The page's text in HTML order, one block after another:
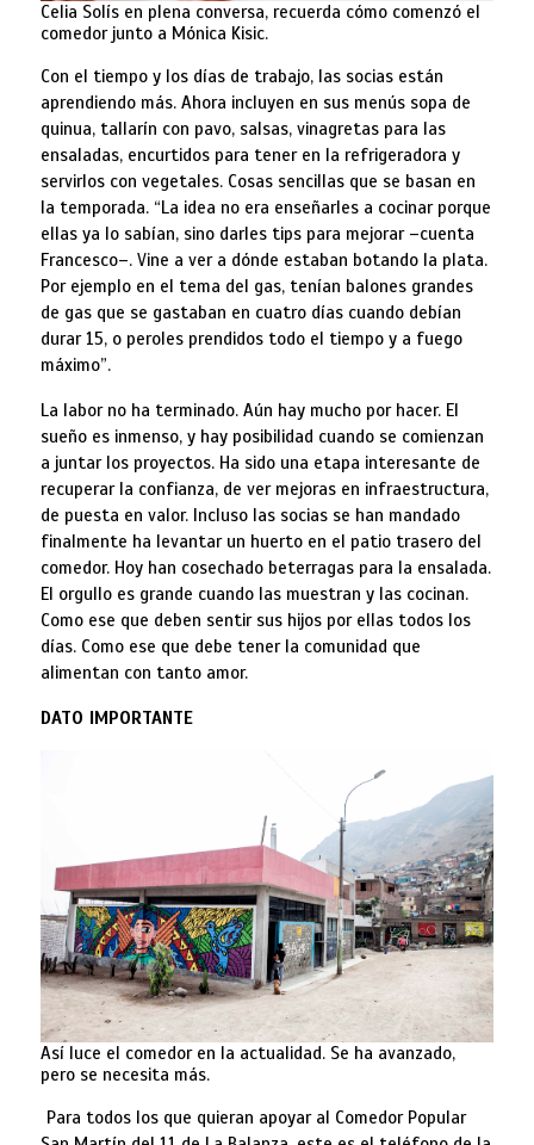
Celia Solís en plena conversa, recuerda cómo comenzó el
comedor junto a Mónica Kisic.
Con el tiempo y los días de trabajo, las socias están
aprendiendo más. Ahora incluyen en sus menús sopa de
quinua, tallarín con pavo, salsas, vinagretas para las
ensaladas, encurtidos para tener en la refrigeradora y
servirlos con vegetales. Cosas sencillas que se basan en
la temporada. “La idea no era enseñarles a cocinar porque
ellas ya lo sabían, sino darles tips para mejorar –cuenta
Francesco–. Vine a ver a dónde estaban botando la plata.
Por ejemplo en el tema del gas, tenían balones grandes
de gas que se gastaban en cuatro días cuando debían
durar 15, o peroles prendidos todo el tiempo y a fuego
máximo”.
La labor no ha terminado. Aún hay mucho por hacer. El
sueño es inmenso, y hay posibilidad cuando se comienzan
a juntar los proyectos. Ha sido una etapa interesante de
recuperar la confianza, de ver mejoras en infraestructura,
de puesta en valor. Incluso las socias se han mandado
finalmente ha levantar un huerto en el patio trasero del
comedor. Hoy han cosechado beterragas para la ensalada.
El orgullo es grande cuando las muestran y las cocinan.
Como ese que deben sentir sus hijos por ellas todos los
días. Como ese que debe tener la comunidad que
alimentan con tanto amor.
DATO IMPORTANTE
Así luce el comedor en la actualidad. Se ha avanzado,
pero se necesita más.
Para todos los que quieran apoyar al Comedor Popular